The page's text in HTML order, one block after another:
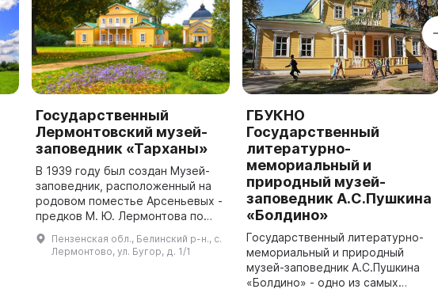
Государственный
Лермонтовский музей-
заповедник «Тарханы»
В 1939 году был создан Музей-
заповедник, расположенный на
родовом поместье Арсеньевых -
предков М. Ю. Лермонтова по
материнской линии. Он
располагается на площади 197
га. Коллекционный фонд музея
Пензенская обл., Белинский р-н., с.
Лермонтово, ул. Бугор, д. 1/1
ГБУКНО
Государственный
литературно-
мемориальный и
природный музей-
заповедник А.С.Пушкина
«Болдино»
Государственный литературно-
мемориальный и природный
музей-заповедник А.С.Пушкина
«Болдино» - одно из самых